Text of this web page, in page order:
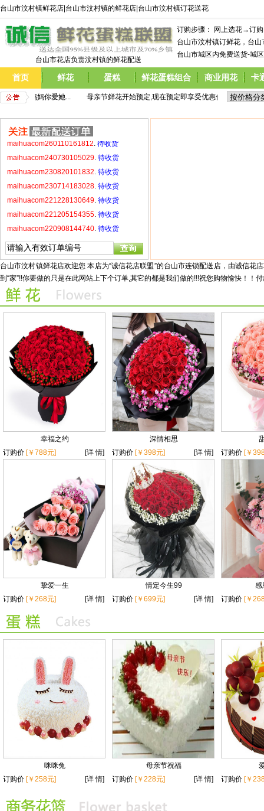
台山市汶村镇鲜花店|台山市汶村镇的鲜花店|台山市汶村镇订花送花
台山市花店负责汶村镇的鲜花配送
订购步骤： 网上选花→订
台山市汶村镇订鲜花，台
台山市城区内免费送货-城
首页 鲜花 蛋糕 鲜花蛋糕组合 商业用花 卡
诉妈妈你爱她... 母亲节鲜花开始预定,现在预定即享受优惠价格,  告诉妈妈你
maihuacom221228130649.待收货
maihuacom221205154355
.待收货
maihuacom220908144740.待收货
maihuacom220520214921.待收货
maihuacom220429171531.待收货
maihuacom220423215924
待收货
maihuacom260110161812
maihuacom240730105029. 待收货
maihuacom230820101832. 待收货
maihuacom230714183028. 待收货
maihuacom221228130649. 待收货
maihuacom221205154355. 待收货
maihuacom220908144740. 待收货
maihuacom220520214921. 待收货
maihuacom220429171531
待收货
maihuacom220423215924.待收货
台山市汶村镇鲜花店欢迎您 本店为“诚信花店联盟”的台山市连锁配送店，由诚信
到“家”!!你要做的只是在此网站上下个订单,其它的都是我们做的!!!祝您购物愉快！
幸福之约
订购价 [￥788元] [详 情]
深情相思
订购价 [￥398元] [详 情]
订购价 [￥
挚爱一生
订购价 [￥268元] [详 情]
情定今生99
订购价 [￥699元] [详 情]
感
订购价 [￥
咪咪兔
订购价 [￥258元] [详 情]
母亲节祝福
订购价 [￥228元] [详 情]
订购价 [￥